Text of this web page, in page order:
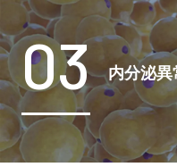
03 内分泌異